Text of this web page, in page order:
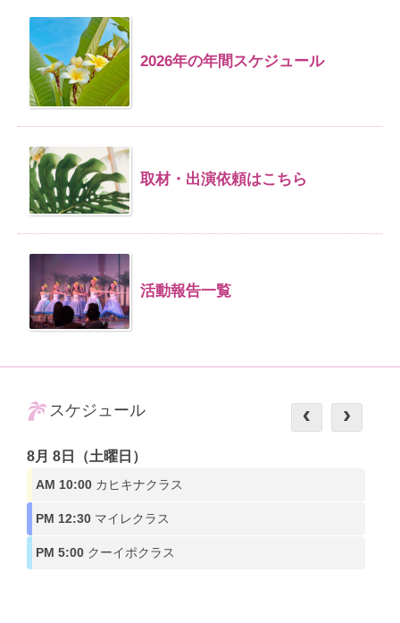
2026年の年間スケジュール
取材・出演依頼はこちら
活動報告一覧
スケジュール
8月 8日（土曜日）
AM 10:00 カヒキナクラス
PM 12:30 マイレクラス
PM 5:00 クーイポクラス